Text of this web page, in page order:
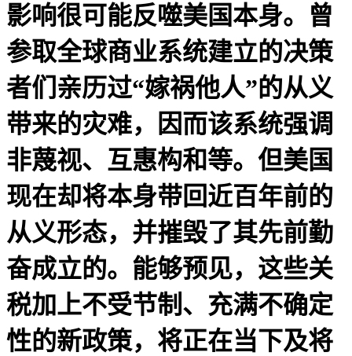
影响很可能反噬美国本身。曾
参取全球商业系统建立的决策
者们亲历过“嫁祸他人”的从义
带来的灾难，因而该系统强调
非蔑视、互惠构和等。但美国
现在却将本身带回近百年前的
从义形态，并摧毁了其先前勤
奋成立的。能够预见，这些关
税加上不受节制、充满不确定
性的新政策，将正在当下及将